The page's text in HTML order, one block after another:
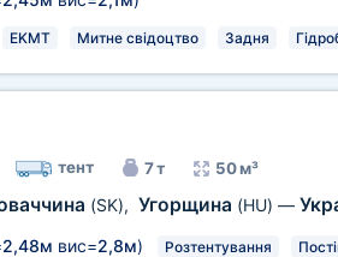
EKMT Митне свідоцтво Задня
тент 7 т 50 м³
(SK), Угорщина (HU) —
2,48м вис=2,8м) Розтентування